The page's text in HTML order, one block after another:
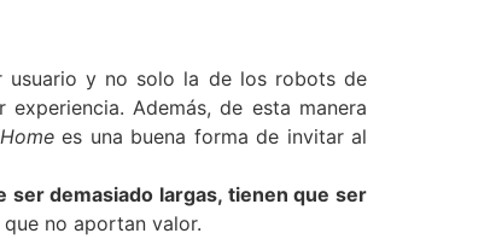
usuario y no solo la de los robots de
Además, de esta manera
Homees una buena forma de invitar al
ser demasiado largas, tienen que ser
no aportan valor.